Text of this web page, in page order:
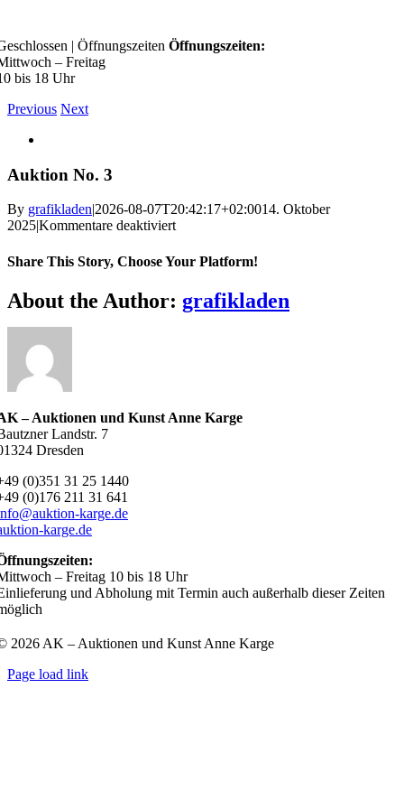
content
| Öffnungszeiten Öffnungszeiten:
– Freitag
bis 18 Uhr
Previous Next
Image
Auktion No. 3
By grafikladen|2026-08-07T20:42:17+02:0014. Oktober
2025|Kommentare deaktiviertfür
No.
Share This Story, Choose Your Platform!
Facebook
X
Bluesky
Reddit
LinkedIn
WhatsApp
Telegram
Tumblr
Pinterest
Xing
Email
About the Author: grafikladen
– Auktionen und Kunst Anne Karge
Landstr. 7
Dresden
(0)351 31 25 1440
(0)176 211 31 641
karge.de
karge.de
– Freitag 10 bis 18 Uhr
und Abholung mit Termin auch außerhalb dieser Zeiten
2026 AK – Auktionen und Kunst Anne Karge
Page load link